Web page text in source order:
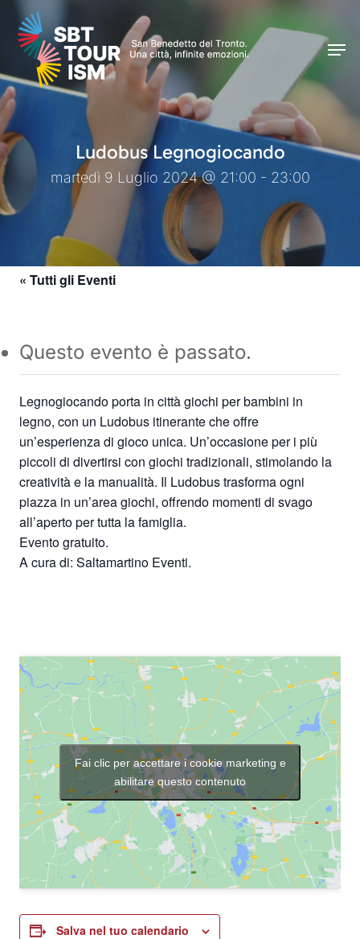
Skip
main
content
Ludobus Legnogiocando
martedì 9 Luglio 2024 @ 21:00 - 23:00
« Tutti gli Eventi
Questo evento è passato.
Legnogiocando porta in città giochi per bambini in
legno, con un Ludobus itinerante che offre
un’esperienza di gioco unica. Un’occasione per i più
piccoli di divertirsi con giochi tradizionali, stimolando la
creatività e la manualità. Il Ludobus trasforma ogni
piazza in un’area giochi, offrendo momenti di svago
all’aperto per tutta la famiglia.
Evento gratuito.
A cura di: Saltamartino Eventi.
Fai clic per accettare i cookie marketing e
abilitare questo contenuto
Salva nel tuo calendario